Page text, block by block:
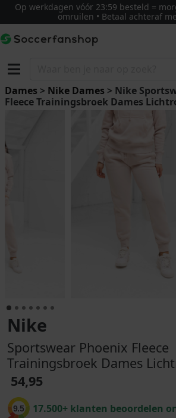
Op werkdagen vóór 23:59 besteld =
omruilen • Betaal achteraf
Dames > Nike Dames > Nike
Fleece Trainingsbroek Dames
Nike
Sportswear Phoenix Fleece
Trainingsbroek Dames
54,95
9.5 17.500+ klanten beoordelen